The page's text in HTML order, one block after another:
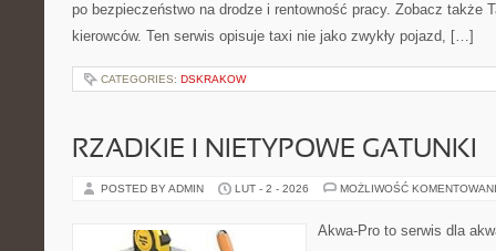
po bezpieczeństwo na drodze i rentowność pracy. Zobacz także
kierowców. Ten serwis opisuje taxi nie jako zwykły pojazd, […]
CATEGORIES: DSKRAKOW
RZADKIE I NIETYPOWE GATUNKI
POSTED BY ADMIN LUT - 2 - 2026 MOŻLIWOŚĆ
Akwa-Pro to serwis dla